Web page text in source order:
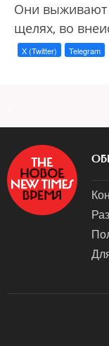
Они выживают
щелях, во
X (Twitter) Telegram